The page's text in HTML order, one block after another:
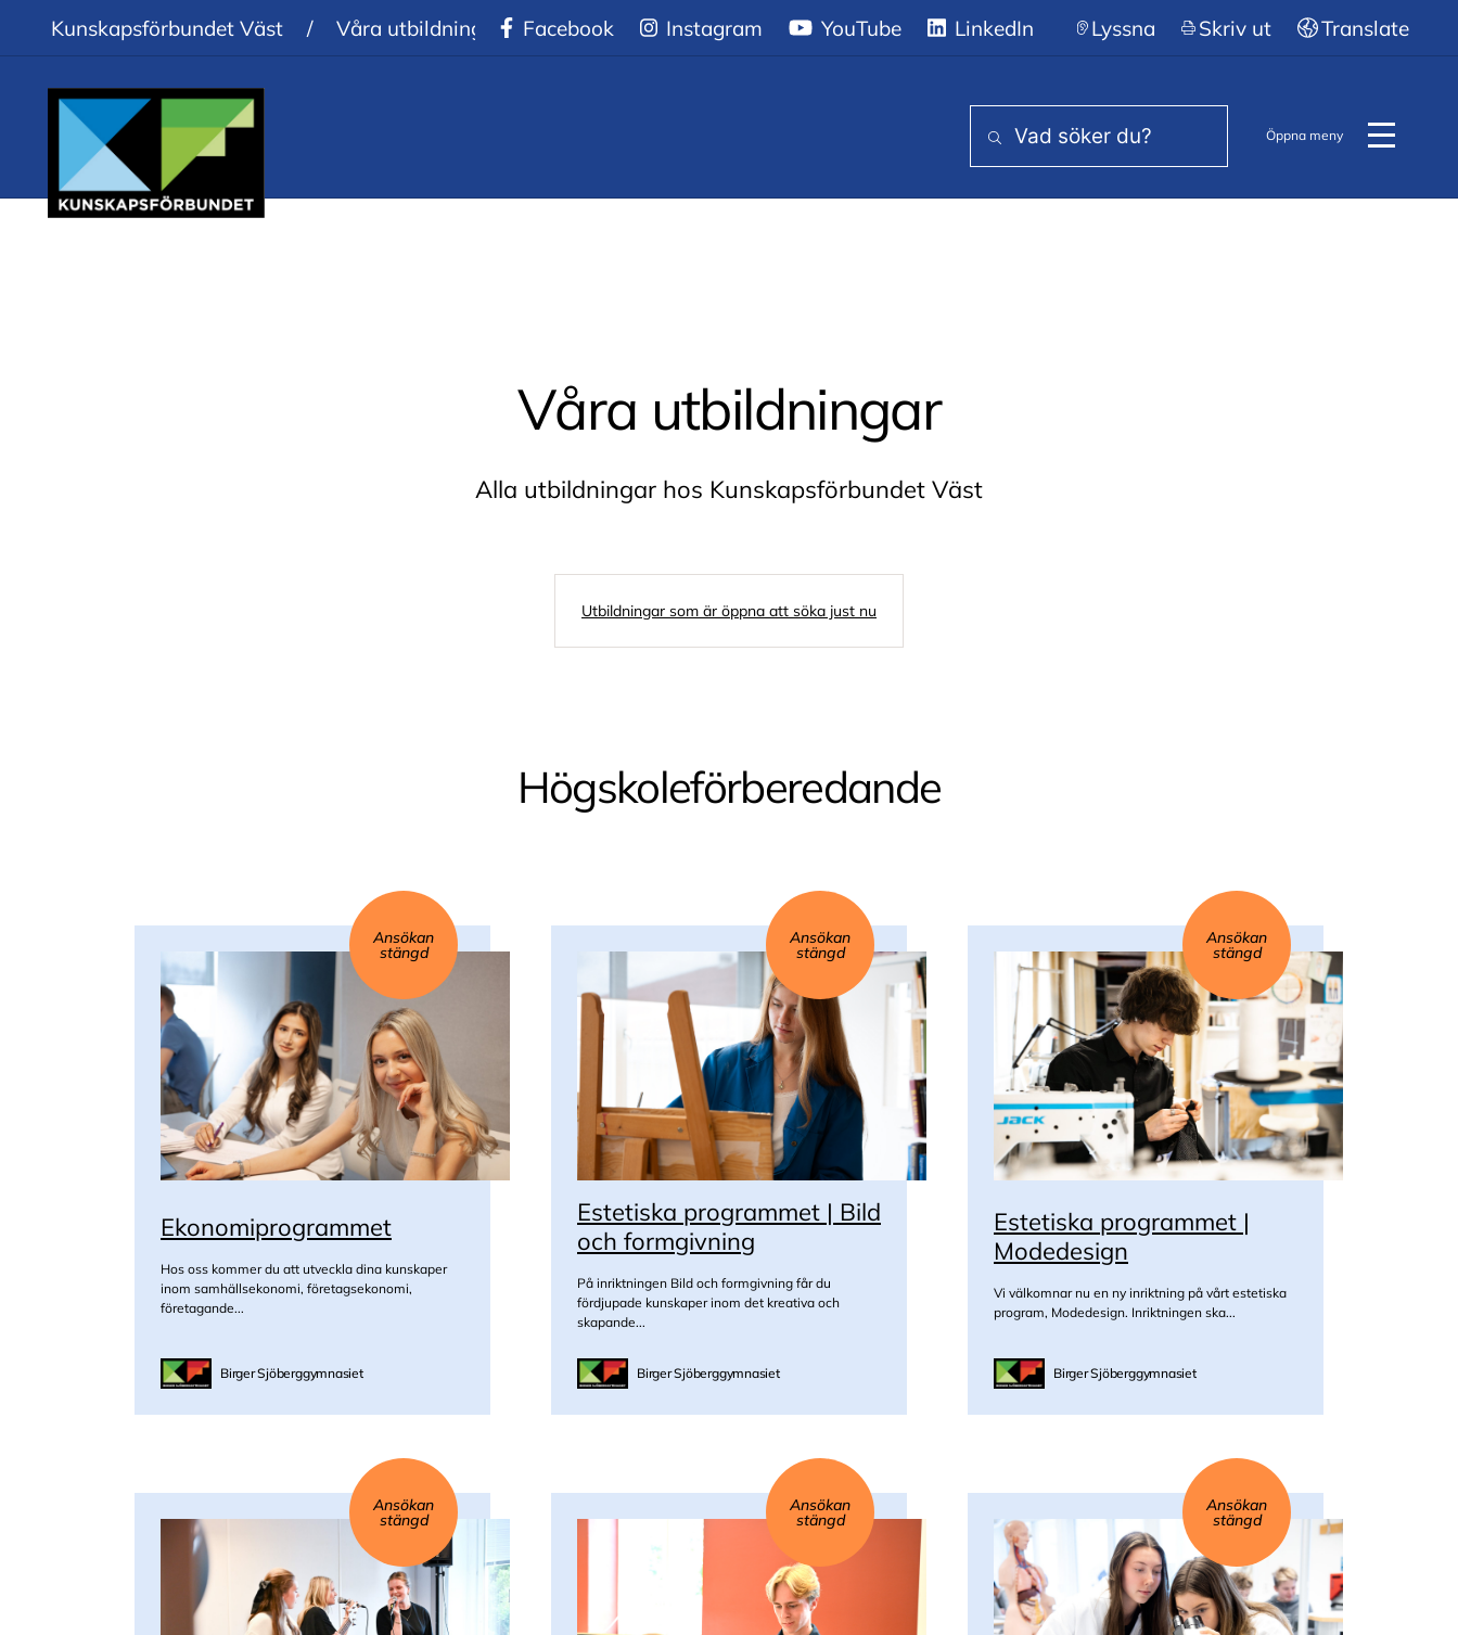
Kunskapsförbundet Väst / Våra utbildningar Facebook Instagram YouTube LinkedIn Lyssna Skriv ut Translate
Öppna meny
Våra utbildningar
Alla utbildningar hos Kunskapsförbundet Väst
Utbildningar som är öppna att söka just nu
Högskoleförberedande
Ansökan
stängd
Ekonomiprogrammet
Hos oss kommer du att utveckla dina kunskaper
inom samhällsekonomi, företagsekonomi,
företagande...
Birger Sjöberggymnasiet
Ansökan
stängd
Estetiska programmet | Bild
och formgivning
På inriktningen Bild och formgivning får du
fördjupade kunskaper inom det kreativa och
skapande...
Birger Sjöberggymnasiet
Ansökan
stängd
Estetiska programmet |
Modedesign
Vi välkomnar nu en ny inriktning på vårt estetiska
program, Modedesign. Inriktningen ska...
Birger Sjöberggymnasiet
Ansökan
stängd
Ansökan
stängd
Ansökan
stängd